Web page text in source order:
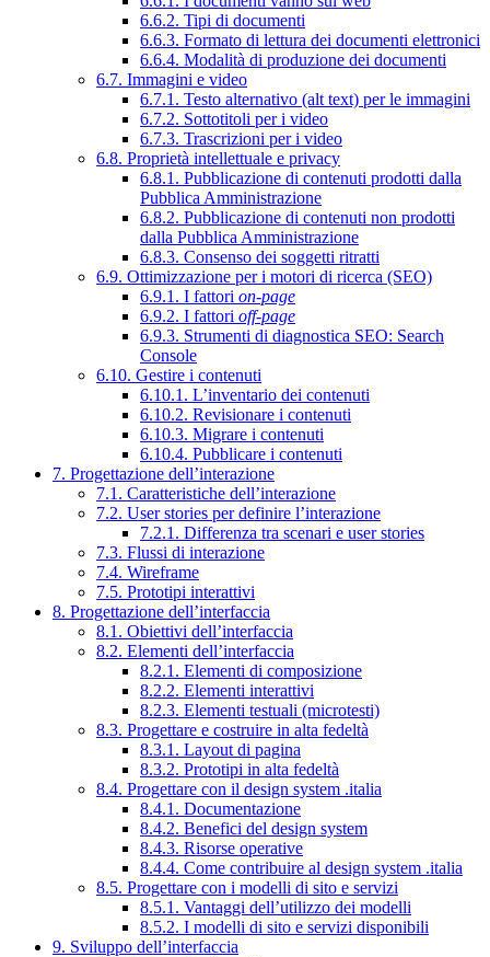
6.6.2. Tipi di documenti
6.6.3. Formato di lettura dei documenti elettronici
6.6.4. Modalità di produzione dei documenti
6.7. Immagini e video
6.7.1. Testo alternativo (alt text) per le immagini
6.7.2. Sottotitoli per i video
6.7.3. Trascrizioni per i video
6.8. Proprietà intellettuale e privacy
6.8.1. Pubblicazione di contenuti prodotti dalla
Pubblica Amministrazione
6.8.2. Pubblicazione di contenuti non prodotti
dalla Pubblica Amministrazione
6.8.3. Consenso dei soggetti ritratti
6.9. Ottimizzazione per i motori di ricerca (SEO)
6.9.1. I fattori on-page
6.9.2. I fattori off-page
6.9.3. Strumenti di diagnostica SEO: Search
Console
6.10. Gestire i contenuti
6.10.1. L’inventario dei contenuti
6.10.2. Revisionare i contenuti
6.10.3. Migrare i contenuti
6.10.4. Pubblicare i contenuti
7. Progettazione dell’interazione
7.1. Caratteristiche dell’interazione
7.2. User stories per definire l’interazione
7.2.1. Differenza tra scenari e user stories
7.3. Flussi di interazione
7.4. Wireframe
7.5. Prototipi interattivi
8. Progettazione dell’interfaccia
8.1. Obiettivi dell’interfaccia
8.2. Elementi dell’interfaccia
8.2.1. Elementi di composizione
8.2.2. Elementi interattivi
8.2.3. Elementi testuali (microtesti)
8.3. Progettare e costruire in alta fedeltà
8.3.1. Layout di pagina
8.3.2. Prototipi in alta fedeltà
8.4. Progettare con il design system .italia
8.4.1. Documentazione
8.4.2. Benefici del design system
8.4.3. Risorse operative
8.4.4. Come contribuire al design system .italia
8.5. Progettare con i modelli di sito e servizi
8.5.1. Vantaggi dell’utilizzo dei modelli
8.5.2. I modelli di sito e servizi disponibili
9. Sviluppo dell’interfaccia